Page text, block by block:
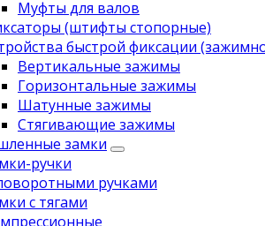
Муфты для валов
(штифты стопорные)
быстрой фиксации
Вертикальные зажимы
Горизонтальные зажимы
Шатунные зажимы
Стягивающие зажимы
замки
ручки
ручками
с тягами